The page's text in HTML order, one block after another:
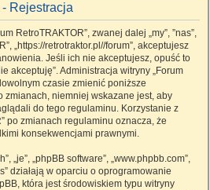
Rejestracja
RetroTRAKTOR”, zwanej dalej „my”, ”nas”,
„https://retrotraktor.pl//forum”, akceptujesz
Jeśli ich nie akceptujesz, opuść to
akceptuję”. Administracja witryny „Forum
czasie zmienić poniższe
zmianach, niemniej wskazane jest, aby
do tego regulaminu. Korzystanie z
po zmianach regulaminu oznacza, że
konsekwencjami prawnymi.
„je”, „phpBB software”, „www.phpbb.com”,
działają w oparciu o oprogramowanie
która jest środowiskiem typu witryny